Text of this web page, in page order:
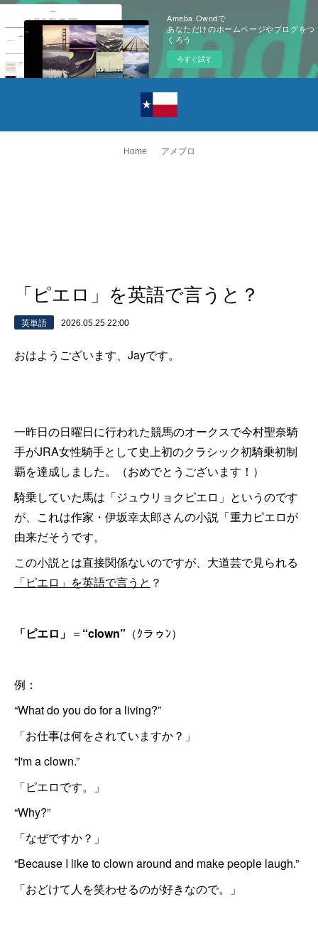
Ameba Owndで
あなただけのホームページやブログをつ
くろう
今すぐ試す
Home アメブロ
「ピエロ」を英語で言うと？
英単語 2026.05.25 22:00
おはようございます、Jayです。
一昨日の日曜日に行われた競馬のオークスで今村聖奈騎
手がJRA女性騎手として史上初のクラシック初騎乗初制
覇を達成しました。（おめでとうございます！）
騎乗していた馬は「ジュウリョクピエロ」というのです
が、これは作家・伊坂幸太郎さんの小説「重力ピエロが
由来だそうです。
この小説とは直接関係ないのですが、大道芸で見られる
「ピエロ」を英語で言うと ？
「ピエロ」 ＝ “clown” （ｸラゥﾝ）
例：
“What do you do for a living?”
「お仕事は何をされていますか？」
“I'm a clown.”
「ピエロです。」
“Why?”
「なぜですか？」
“Because I like to clown around and make people laugh.”
「おどけて人を笑わせるのが好きなので。」